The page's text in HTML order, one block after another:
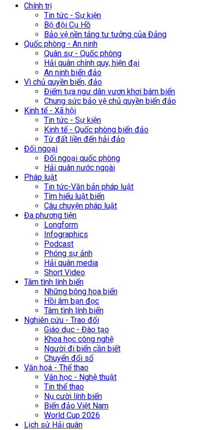
Chính trị
Tin tức - Sự kiện
Bộ đội Cụ Hồ
Bảo vệ nền tảng tư tưởng của Đảng
Quốc phòng - An ninh
Quân sự - Quốc phòng
Hải quân chính quy, hiện đại
An ninh biển đảo
Vì chủ quyền biển, đảo
Điểm tựa ngư dân vươn khơi bám biển
Chung sức bảo vệ chủ quyền biển đảo
Kinh tế - Xã hội
Tin tức - Sự kiện
Kinh tế - Quốc phòng biển đảo
Từ đất liền đến hải đảo
Đối ngoại
Đối ngoại quốc phòng
Hải quân nước ngoài
Pháp luật
Tin tức-Văn bản pháp luật
Tìm hiểu luật biển
Câu chuyện pháp luật
Đa phương tiện
Longform
Infographics
Podcast
Phóng sự ảnh
Hải quân media
Short Video
Tâm tình lính biển
Những bông hoa biển
Hồi âm bạn đọc
Tâm tình lính biển
Nghiên cứu - Trao đổi
Giáo dục - Đào tạo
Khoa học công nghệ
Người đi biển cần biết
Chuyển đổi số
Văn hoá - Thể thao
Văn học - Nghệ thuật
Tin thể thao
Nụ cười lính biển
Biển đảo Việt Nam
World Cup 2026
Lịch sử Hải quân